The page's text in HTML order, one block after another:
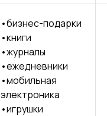
•бизнес-подарки
•книги
•журналы
•ежедневники
•мобильная
электроника
•игрушки